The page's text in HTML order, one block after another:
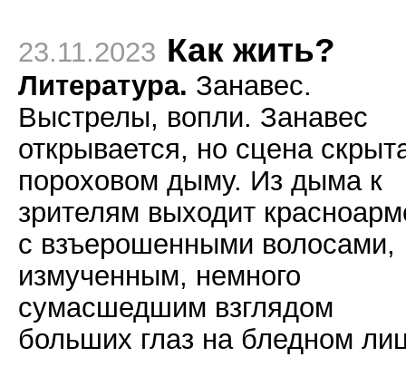
23.11.2023 Как жить?
Литература. Занавес.
Выстрелы, вопли. Занавес
открывается, но сцена
пороховом дыму. Из дыма к
зрителям выходит
с взъерошенными волосами,
измученным, немного
сумасшедшим взглядом
больших глаз на бледном